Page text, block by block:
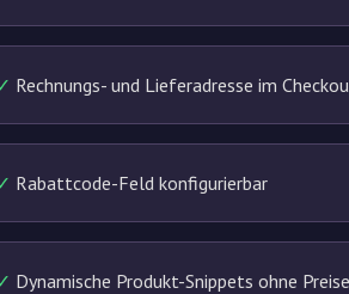
Rechnungs- und Lieferadresse im
Rabattcode-Feld konfigurierbar
Dynamische Produkt-Snippets ohne